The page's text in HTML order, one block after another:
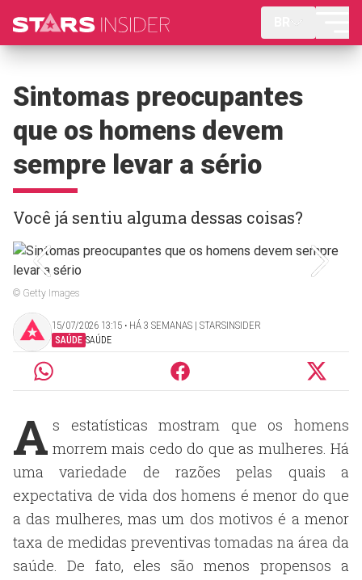
Sintomas preocupantes
que os homens devem
sempre levar a sério
Você já sentiu alguma dessas coisas?
© Getty Images
15/07/2026 13:15 ‧ HÁ 3 SEMANAS | STARSINSIDER
SAÚDE SAÚDE
A s estatísticas mostram que os homens
morrem mais cedo do que as mulheres. Há
uma variedade de razões pelas quais a
expectativa de vida dos homens é menor do que
a das mulheres, mas um dos motivos é a menor
taxa de medidas preventivas tomadas na área da
saúde. De fato, eles são menos propensos a